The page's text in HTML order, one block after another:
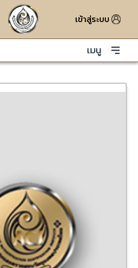
เข้าสู่ระบบ
เมนู